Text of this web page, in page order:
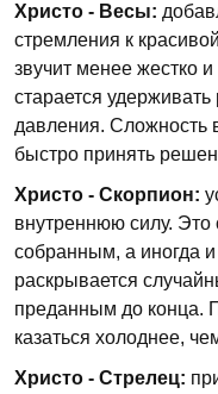
Христо - Весы:
стремления к
звучит менее жестко
старается удерживать
давления. Сложность
быстро принять
Христо - Скорпион:
внутреннюю силу. Это
собранным, а иногда
раскрывается
преданным до конца.
казаться холоднее,
Христо - Стрелец: